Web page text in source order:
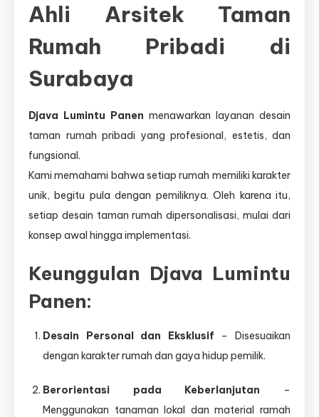
Ahli Arsitek Taman
Rumah Pribadi di
Surabaya
Djava Lumintu Panen menawarkan layanan desain
taman rumah pribadi yang profesional, estetis, dan
fungsional.
Kami memahami bahwa setiap rumah memiliki karakter
unik, begitu pula dengan pemiliknya. Oleh karena itu,
setiap desain taman rumah dipersonalisasi, mulai dari
konsep awal hingga implementasi.
Keunggulan Djava Lumintu
Panen:
Desain Personal dan Eksklusif – Disesuaikan
dengan karakter rumah dan gaya hidup pemilik.
Berorientasi pada Keberlanjutan –
Menggunakan tanaman lokal dan material ramah